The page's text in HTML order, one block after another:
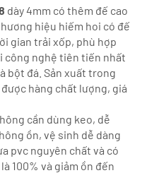
dày 4mm có thêm đế cao
hiệu hiếm hoi có đế
gian trải xốp, phù hợp
công nghệ tiên tiến nhất
bột đá. Sản xuất trong
hàng chất lượng, giá
cần dùng keo, dễ
ồn, vệ sinh dễ dàng
pvc nguyên chất và có
100% và giảm ồn đến